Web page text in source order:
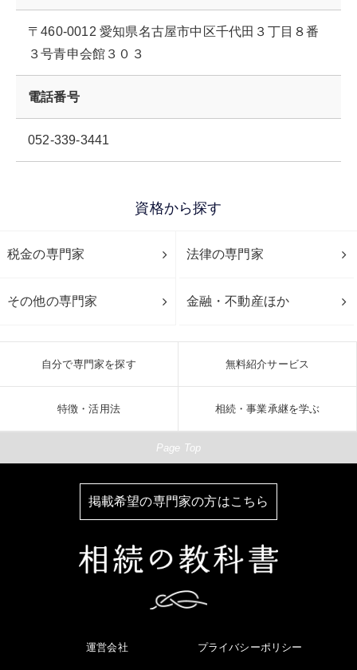
〒460-0012 愛知県名古屋市中区千代田３丁目８番
３号青申会館３０３
電話番号
052-339-3441
資格から探す
税金の専門家 法律の専門家
その他の専門家 金融・不動産ほか
自分で専門家を探す 無料紹介サービス
特徴・活用法 相続・事業承継を学ぶ
Page Top
掲載希望の専門家の方はこちら
運営会社 プライバシーポリシー